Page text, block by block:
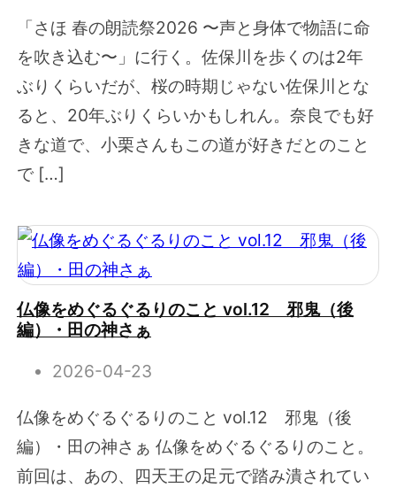
「さほ 春の朗読祭2026 〜声と身体で物語に命
を吹き込む〜」に行く。佐保川を歩くのは2年
ぶりくらいだが、桜の時期じゃない佐保川とな
ると、20年ぶりくらいかもしれん。奈良でも好
きな道で、小栗さんもこの道が好きだとのこと
で […]
仏像をめぐるぐるりのこと vol.12 邪鬼（後
編）・田の神さぁ
2026-04-23
仏像をめぐるぐるりのこと vol.12 邪鬼（後
編）・田の神さぁ 仏像をめぐるぐるりのこと。
前回は、あの、四天王の足元で踏み潰されてい